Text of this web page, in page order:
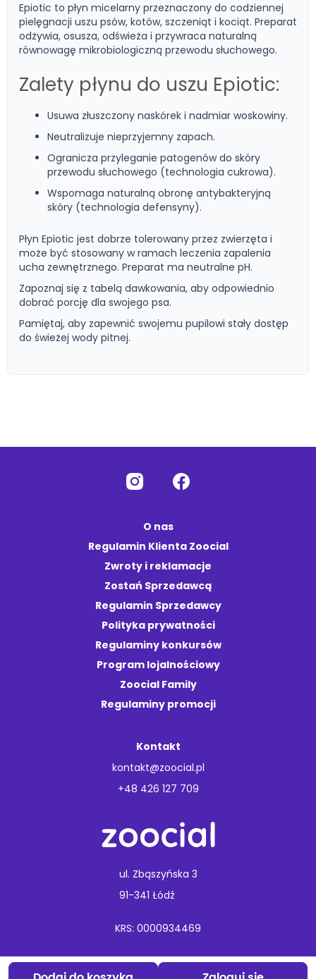
Epiotic to płyn micelarny przeznaczony do codziennej
pielęgnacji uszu psów, kotów, szczeniąt i kociąt. Preparat
odżywia, osusza, odświeża i przywraca naturalną
równowagę mikrobiologiczną przewodu słuchowego.
Zalety płynu do uszu Epiotic:
Usuwa złuszczony naskórek i nadmiar woskowiny.
Neutralizuje nieprzyjemny zapach.
Ogranicza przyleganie patogenów do skóry
przewodu słuchowego (technologia cukrowa).
Wspomaga naturalną obronę antybakteryjną
skóry (technologia defensyny).
Płyn Epiotic jest dobrze tolerowany przez zwierzęta i
może być stosowany w ramach leczenia zapalenia
ucha zewnętrznego. Preparat ma neutralne pH.
Zapoznaj się z tabelą dawkowania, aby odpowiednio
dobrać porcję dla swojego psa.
Pamiętaj, aby zapewnić swojemu pupilowi stały dostęp
do świeżej wody pitnej.
O nas
Regulamin Klienta Zoocial
Zwroty i reklamacje
Zostań Sprzedawcą
Regulamin Sprzedawcy
Polityka prywatności
Regulaminy konkursów
Program lojalnościowy
Zoocial Family
Regulaminy promocji
Kontakt
kontakt@zoocial.pl
+48 426 127 709
ul. Zbąszyńska 3
91-341 Łódź
KRS: 0000934469
Copyright © 2026 Animal Care.
Wszelkie prawa zastrzeżone